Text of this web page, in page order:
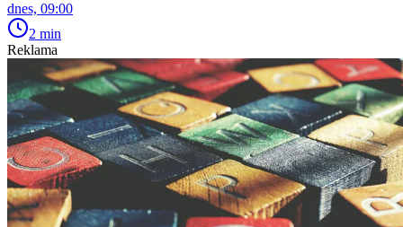
dnes, 09:00
2 min
Reklama